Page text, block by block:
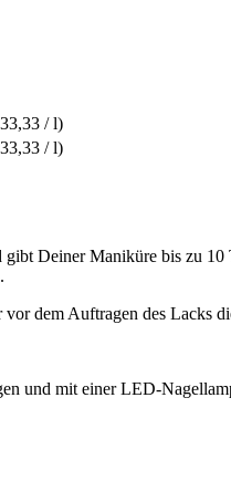
/ l)
/ l)
Deiner Maniküre bis zu
vor dem Auftragen des Lacks
und mit einer LED-